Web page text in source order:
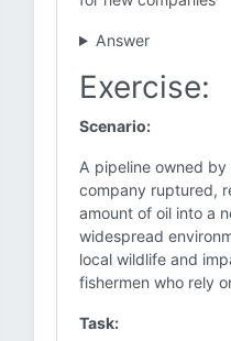
Answer
Exercise:
Scenario:
A pipeline owned
company ruptured,
amount of oil into a
widespread
local wildlife and
fishermen who rely
Task: